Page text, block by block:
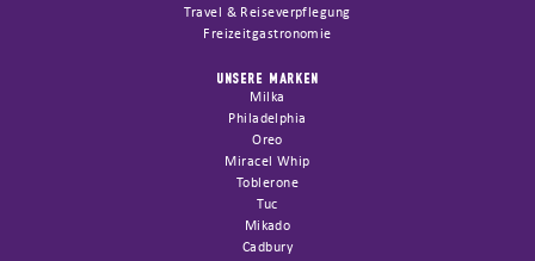
Travel & Reiseverpflegung
Freizeitgastronomie
UNSERE MARKEN
Milka
Philadelphia
Oreo
Miracel Whip
Toblerone
Tuc
Mikado
Cadbury